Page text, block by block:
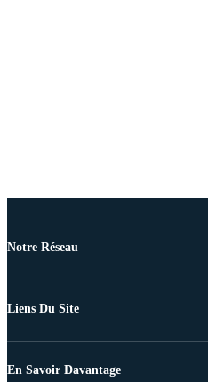
Notre Réseau
Liens Du Site
En Savoir Davantage